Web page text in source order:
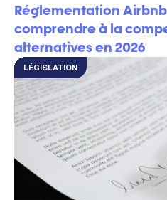
Réglementation
comprendre à la
alternatives en 2026
LÉGISLATION